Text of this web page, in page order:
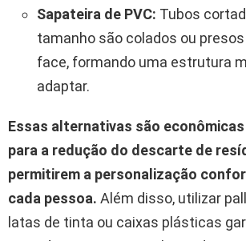
Sapateira de PVC: Tubos
tamanho são colados ou
face, formando uma estrutura
adaptar.
Essas alternativas são
para a redução do descarte de
permitirem a personalização
cada pessoa. Além disso, utilizar
latas de tinta ou caixas plásticas